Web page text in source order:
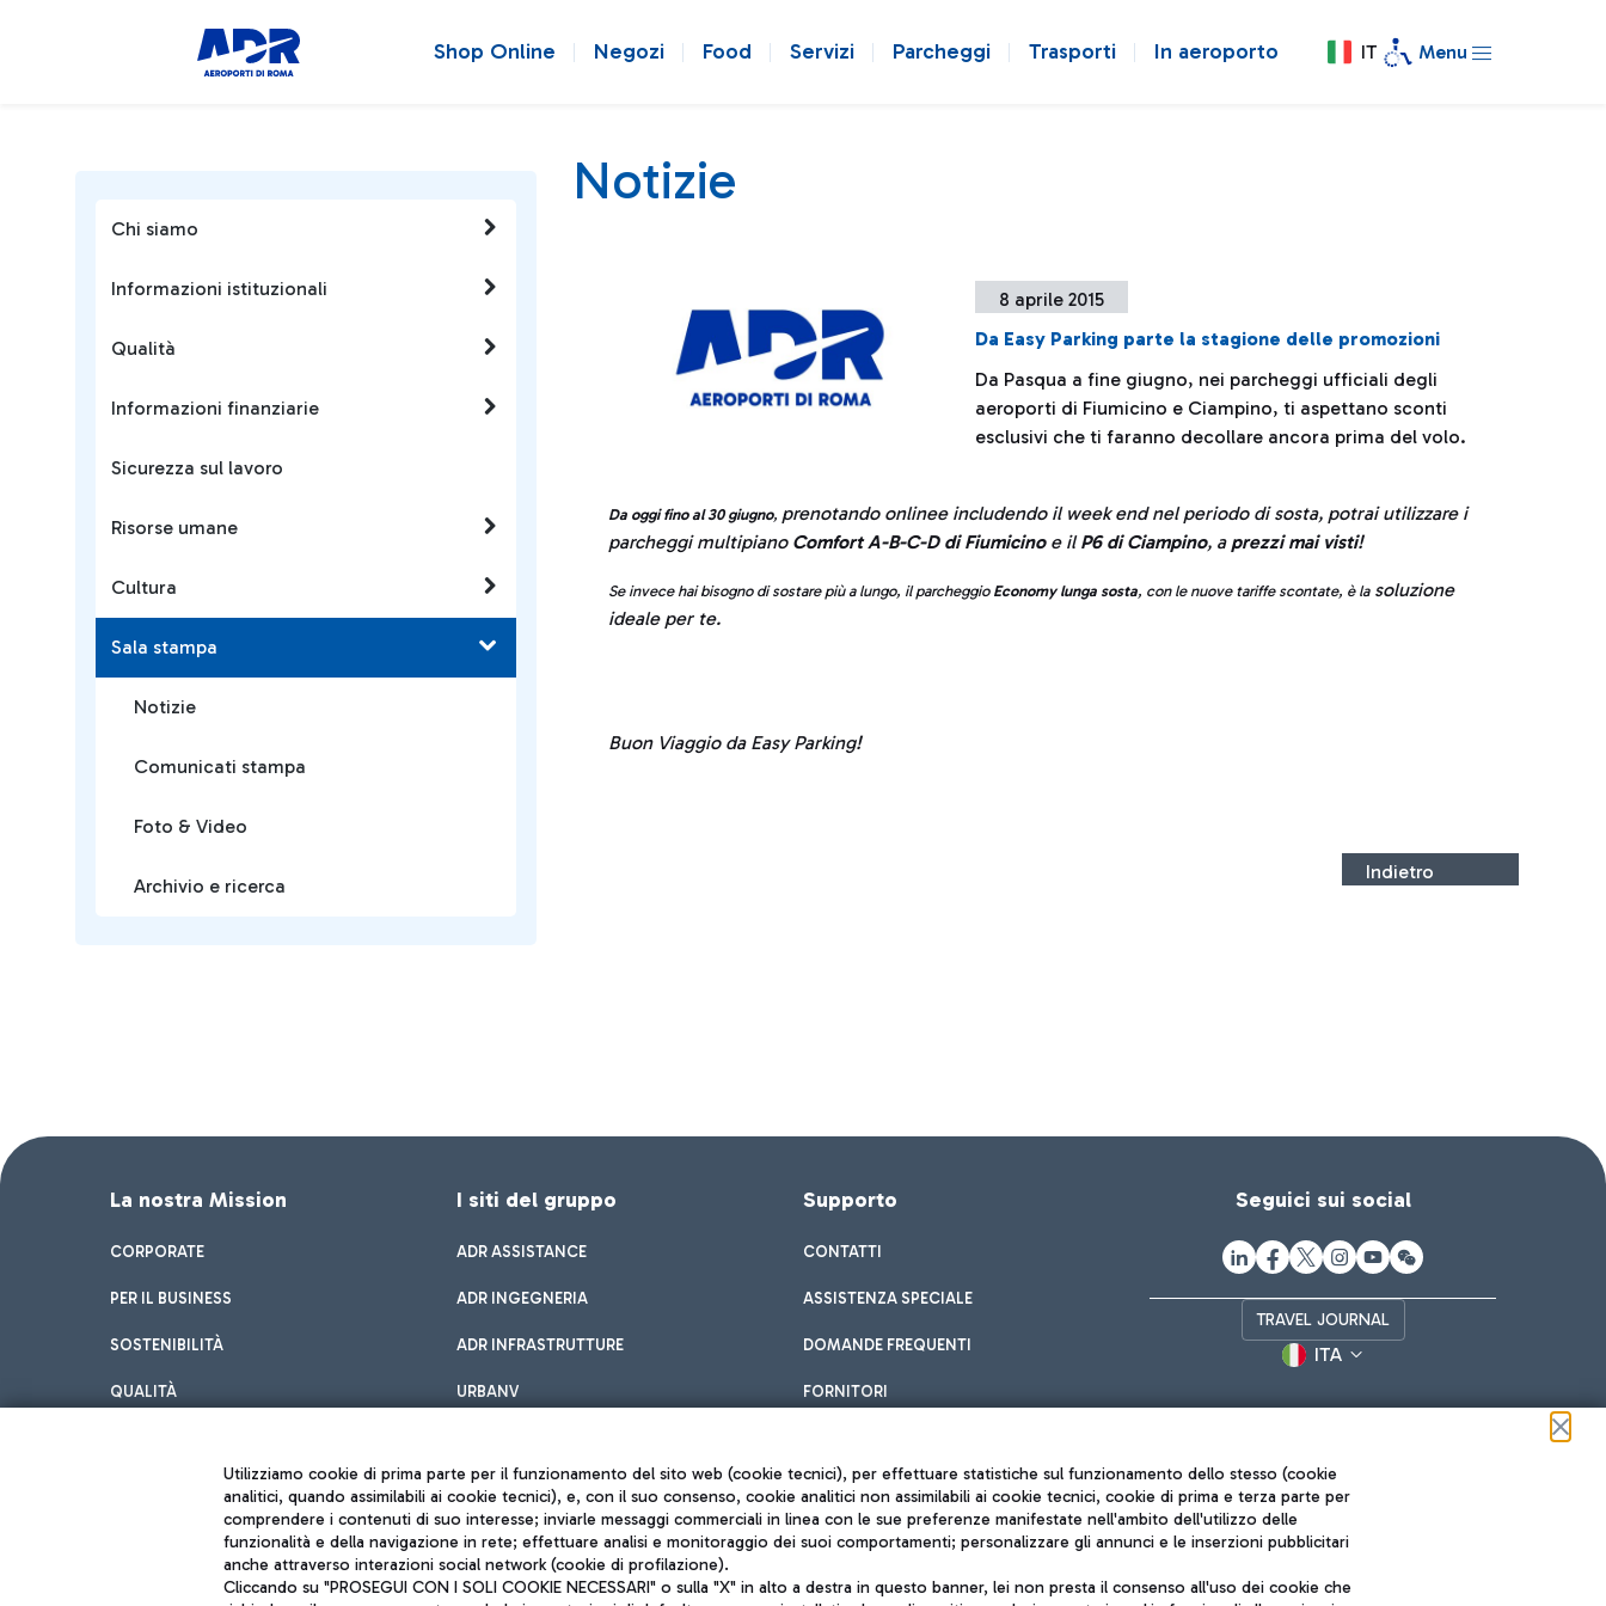
Shop Online Negozi Food Servizi Parcheggi Trasporti In aeroporto IT Menu
Chi siamo
Informazioni istituzionali
Qualità
Informazioni finanziarie
Sicurezza sul lavoro
Risorse umane
Cultura
Sala stampa
Notizie
Comunicati stampa
Foto & Video
Archivio e ricerca
Notizie
8 aprile 2015
Da Easy Parking parte la stagione delle promozioni
Da Pasqua a fine giugno, nei parcheggi ufficiali degli
aeroporti di Fiumicino e Ciampino, ti aspettano sconti
esclusivi che ti faranno decollare ancora prima del volo.
Da oggi fino al 30 giugno, prenotando onlinee includendo il week end nel periodo di sosta, potrai utilizzare i
parcheggi multipiano Comfort A-B-C-D di Fiumicinoe ilP6 di Ciampino, a prezzi mai visti!
Se invece hai bisogno di sostare più a lungo, il parcheggio Economy lunga sosta, con le nuove tariffe scontate, è lasoluzione
ideale per te.
Buon Viaggio da Easy Parking!
Indietro
La nostra Mission
CORPORATE
PER IL BUSINESS
SOSTENIBILITÀ
QUALITÀ
I siti del gruppo
ADR ASSISTANCE
ADR INGEGNERIA
ADR INFRASTRUTTURE
URBANV
Supporto
CONTATTI
ASSISTENZA SPECIALE
DOMANDE FREQUENTI
FORNITORI
Seguici sui social
TRAVEL JOURNAL
ITA
Note legali
Roma FCO
Utilizziamo cookie di prima parte per il funzionamento del sito web (cookie tecnici), per effettuare statistiche sul funzionamento dello stesso (cookie
analitici, quando assimilabili ai cookie tecnici), e, con il suo consenso, cookie analitici non assimilabili ai cookie tecnici, cookie di prima e terza parte per
comprendere i contenuti di suo interesse; inviarle messaggi commerciali in linea con le sue preferenze manifestate nell'ambito dell'utilizzo delle
funzionalità e della navigazione in rete; effettuare analisi e monitoraggio dei suoi comportamenti; personalizzare gli annunci e le inserzioni pubblicitari
anche attraverso interazioni social network (cookie di profilazione).
Cliccando su "PROSEGUI CON I SOLI COOKIE NECESSARI" o sulla "X" in alto a destra in questo banner, lei non presta il consenso all'uso dei cookie che